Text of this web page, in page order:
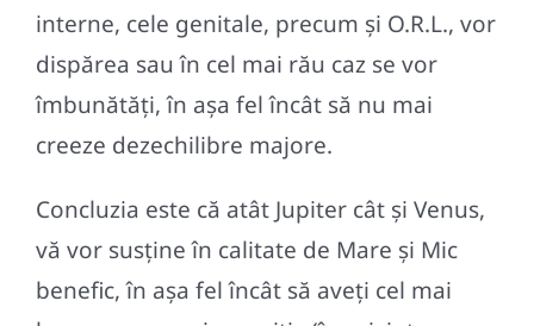
interne, cele genitale, precum și O.R.L., vor
dispărea sau în cel mai rău caz se vor
îmbunătăți, în așa fel încât să nu mai
creeze dezechilibre majore.
Concluzia este că atât Jupiter cât și Venus,
vă vor susține în calitate de Mare și Mic
benefic, în așa fel încât să aveți cel mai